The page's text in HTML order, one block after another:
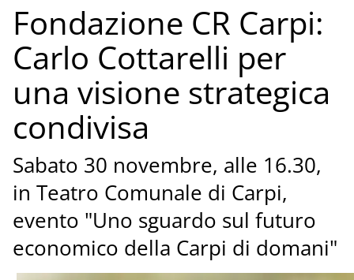
Fondazione CR Carpi:
Carlo Cottarelli per
una visione strategica
condivisa
Sabato 30 novembre, alle 16.30,
in Teatro Comunale di Carpi,
evento "Uno sguardo sul futuro
economico della Carpi di domani"